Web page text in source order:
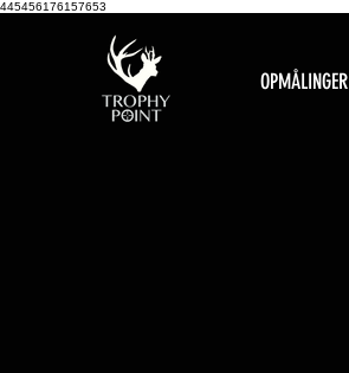
445456176157653
OPMÅLINGER